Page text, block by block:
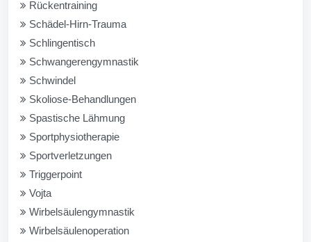
Rückentraining
Schädel-Hirn-Trauma
Schlingentisch
Schwangerengymnastik
Schwindel
Skoliose-Behandlungen
Spastische Lähmung
Sportphysiotherapie
Sportverletzungen
Triggerpoint
Vojta
Wirbelsäulengymnastik
Wirbelsäulenoperation